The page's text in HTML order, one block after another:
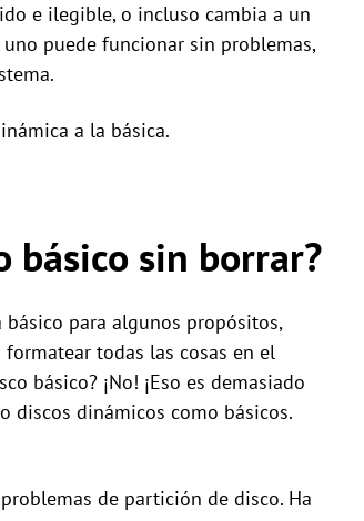
e ilegible, o incluso cambia a un
puede funcionar sin problemas,
a la básica.
básico sin borrar?
para algunos propósitos,
todas las cosas en el
básico? ¡No! ¡Eso es demasiado
discos dinámicos como básicos.
de partición de disco. Ha